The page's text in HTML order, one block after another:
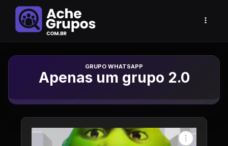
Grupo de Whatsapp
Apenas um grupo 2.0